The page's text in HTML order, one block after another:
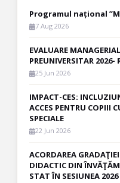
Programul național
7 Aug 2026
EVALUARE
PREUNIVERSITAR 2026-
25 Jun 2026
IMPACT-CES:
ACCES PENTRU COPIII
SPECIALE
22 Jun 2026
ACORDAREA
DIDACTIC DIN
STAT ÎN SESIUNEA 2026